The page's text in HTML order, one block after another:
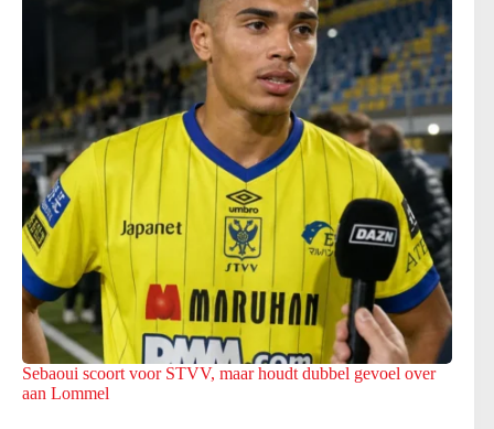
Sebaoui scoort voor STVV, maar houdt dubbel gevoel over
aan Lommel